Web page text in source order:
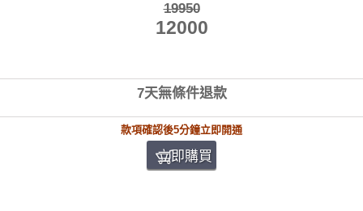
19950
12000
7天無條件退款
款項確認後5分鐘立即開通
立即購買